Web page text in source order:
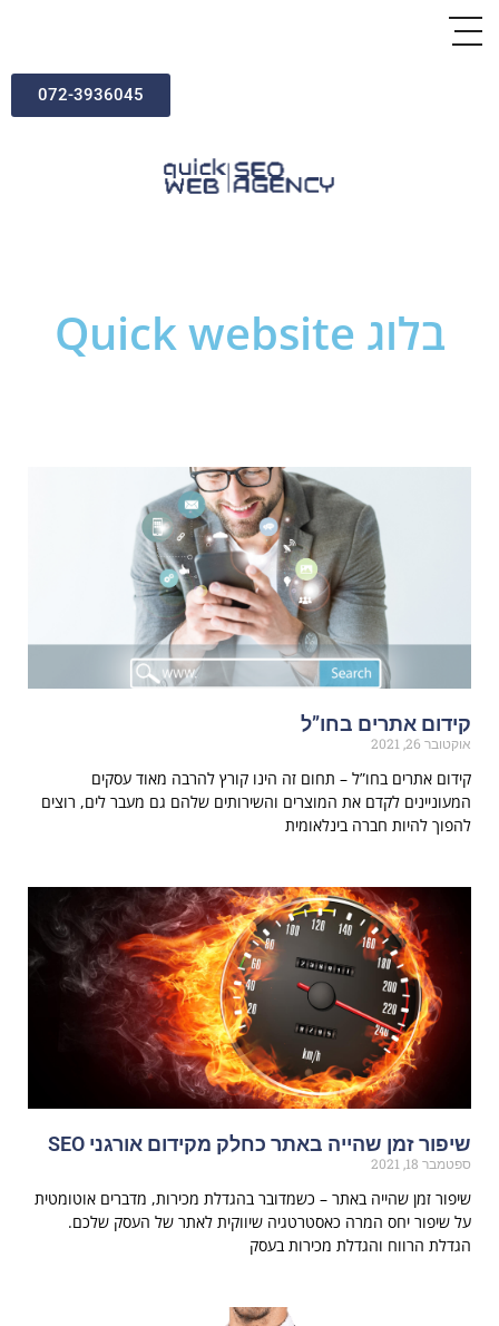
072-3936045
בלוג Quick website
קידום אתרים בחו”ל
אוקטובר 26, 2021
קידום אתרים בחו”ל – תחום זה הינו קורץ להרבה מאוד עסקים
המעוניינים לקדם את המוצרים והשירותים שלהם גם מעבר לים, רוצים
להפוך להיות חברה בינלאומית
שיפור זמן שהייה באתר כחלק מקידום אורגני SEO
ספטמבר 18, 2021
שיפור זמן שהייה באתר – כשמדובר בהגדלת מכירות, מדברים אוטומטית
על שיפור יחס המרה כאסטרטגיה שיווקית לאתר של העסק שלכם.
הגדלת הרווח והגדלת מכירות בעסק